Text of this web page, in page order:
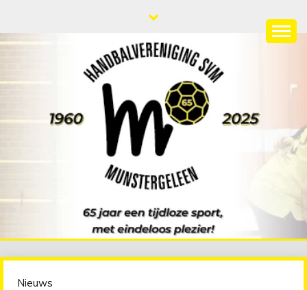
de
SVM
65 jaar een tijdloze sport met eindeloos plezier!
Nieuws